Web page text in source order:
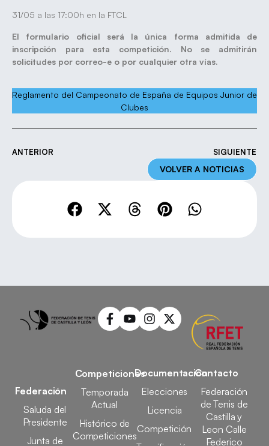
31/05 a las 17:00h en la FTCL
El formulario oficial será la única forma admitida de
inscripción para esta competición. No se admitirán
solicitudes por correo-e o por cualquier otra vías.
Reglamento del Campeonato de España de Equipos Junior de
Clubes
ANTERIOR SIGUIENTE
VOLVER A NOTICIAS
Federación
Saluda del
Presidente
Junta de
Competiciones
Temporada
Actual
Histórico de
Competiciones
Documentación
Elecciones
Licencia
Competición
Contacto
Federación
de Tenis de
Castilla y
Leon Calle
Federico